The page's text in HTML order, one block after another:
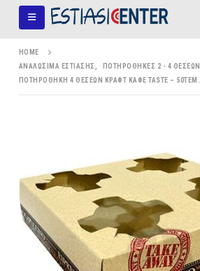
HOME
ΑΝΑΛΏΣΙΜΑ ΕΣΤΊΑΣΗΣ
ΠΟΤΗΡΟΘΉΚΕΣ 2 - 4
ΠΟΤΗΡΟΘΗΚΗ 4 ΘΕΣΕΩΝ ΚΡΑΦΤ ΚΑΦΕ TASTE – 50ΤΕΜ.